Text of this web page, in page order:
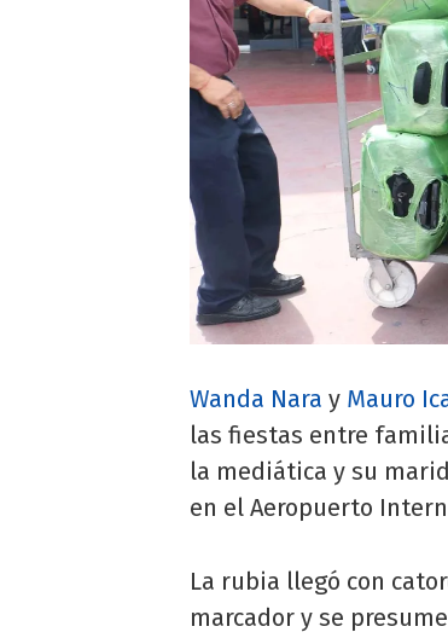
Wanda Nara y Mauro
las fiestas entre
la mediática y su
en el Aeropuerto
La rubia llegó con
marcador y se